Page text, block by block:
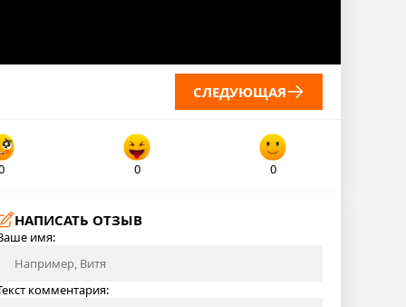
СЛЕДУЮЩАЯ
0 0
НАПИСАТЬ ОТЗЫВ
имя:
комментария: